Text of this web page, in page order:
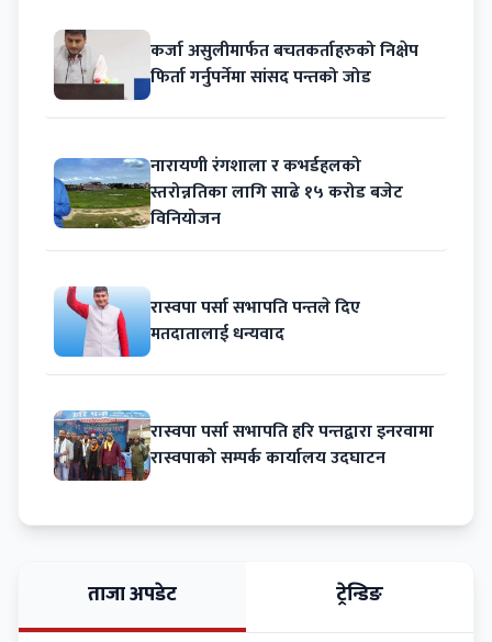
कर्जा असुलीमार्फत बचतकर्ताहरुको निक्षेप
फिर्ता गर्नुपर्नेमा सांसद पन्तको जोड
नारायणी रंगशाला र कभर्डहलको
स्तरोन्नतिका लागि साढे १५ करोड बजेट
विनियोजन
रास्वपा पर्सा सभापति पन्तले दिए
मतदातालाई धन्यवाद
रास्वपा पर्सा सभापति हरि पन्तद्वारा इनरवामा
रास्वपाको सम्पर्क कार्यालय उदघाटन
ताजा अपडेट ट्रेन्डिङ